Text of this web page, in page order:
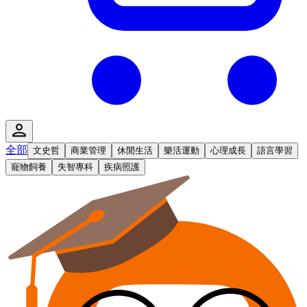
全部 文史哲 商業管理 休閒生活 樂活運動 心理成長
語言學習
寵物飼養
失智專科 疾病照護